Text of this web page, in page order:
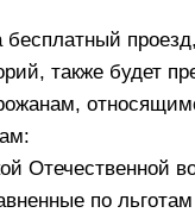
бесплатный
также будет
Отечественной
по